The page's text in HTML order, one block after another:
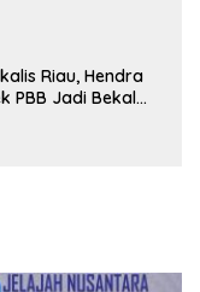
Riau, Hendra
PBB Jadi Bekal